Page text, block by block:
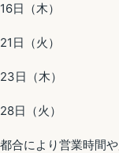
16日（木）
21日（火）
23日（木）
28日（火）
都合により営業時間